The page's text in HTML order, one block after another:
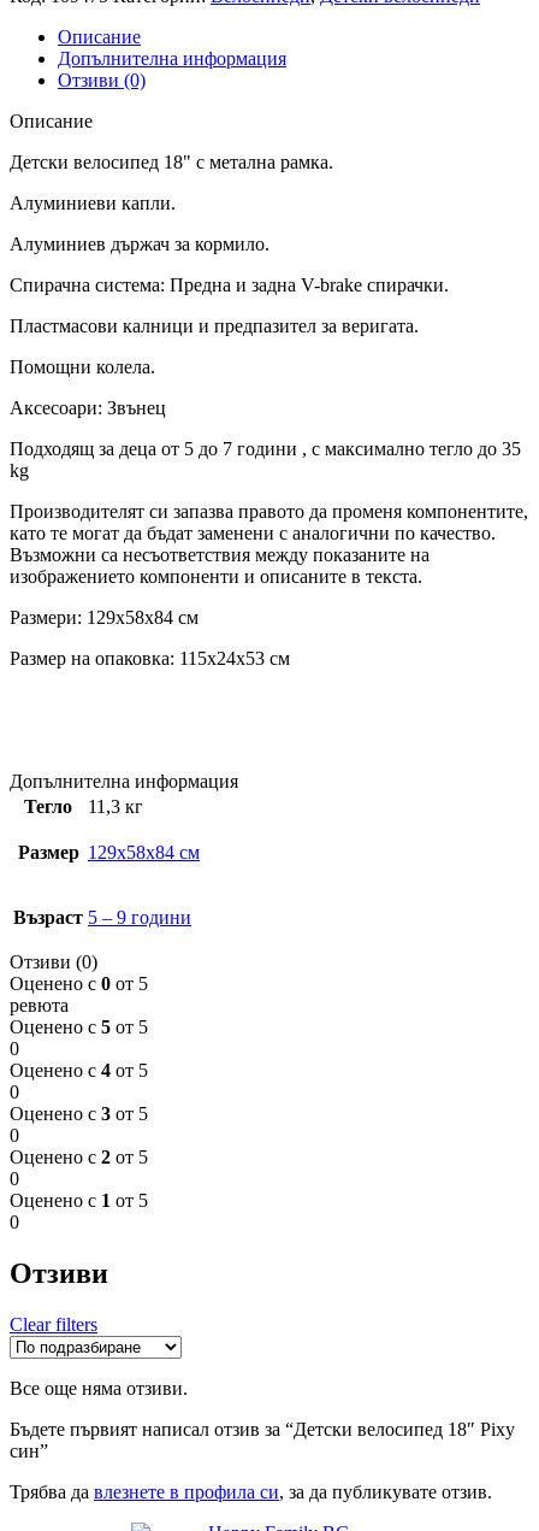
Описание
Допълнителна информация
Отзиви (0)
Описание
Детски велосипед 18" с метална рамка.
Алуминиеви капли.
Алуминиев държач за кормило.
Спирачна система: Предна и задна V-brake спирачки.
Пластмасови калници и предпазител за веригата.
Помощни колела.
Аксесоари: Звънец
Подходящ за деца от 5 до 7 години , с максимално тегло до 35
kg
Производителят си запазва правото да променя компонентите,
като те могат да бъдат заменени с аналогични по качество.
Възможни са несъответствия между показаните на
изображението компоненти и описаните в текста.
Размери: 129x58x84 см
Размер на опаковка: 115x24x53 см
Допълнителна информация
Тегло
11,3 кг
Размер 129x58x84 см
Възраст 5 – 9 години
Отзиви (0)
Оценено с 0 от 5
ревюта
Оценено с 5 от 5
0
Оценено с 4 от 5
0
Оценено с 3 от 5
0
Оценено с 2 от 5
0
Оценено с 1 от 5
0
Отзиви
Clear filters
Все още няма отзиви.
Бъдете първият написал отзив за “Детски велосипед 18″ Pixy
син”
Трябва да влезнете в профила си, за да публикувате отзив.